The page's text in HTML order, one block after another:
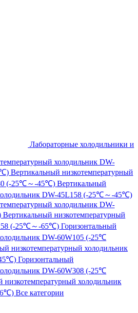
Лабораторные холодильники и
холодильник DW-
Вертикальный низкотемпературный
(-25℃～-45℃) Вертикальный
DW-45L158 (-25℃～-45℃)
холодильник DW-
Вертикальный низкотемпературный
(-25℃～-65℃) Горизонтальный
DW-60W105 (-25℃
низкотемпературный холодильник
Горизонтальный
DW-60W308 (-25℃
низкотемпературный холодильник
Все категории